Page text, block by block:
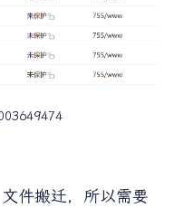
件搬迁，所以需要